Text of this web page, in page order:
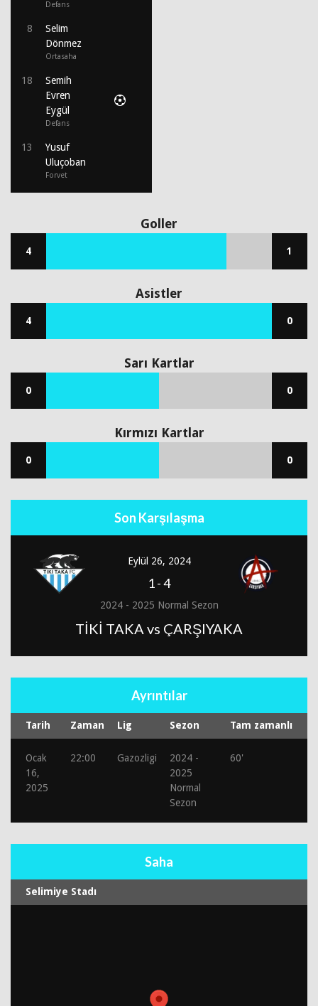
Defans
8
Selim
Dönmez
Ortasaha
18
Semih
Evren
Eygül
Defans
13
Yusuf
Uluçoban
Forvet
Goller
4 1
Asistler
4 0
Sarı Kartlar
0 0
Kırmızı Kartlar
0 0
Son Karşılaşma
Eylül 26, 2024
1-4
2024 - 2025 Normal Sezon
TİKİ TAKA vs ÇARŞIYAKA
Ayrıntılar
Tarih Zaman Lig Sezon Tam zamanlı
Ocak
16,
2025
22:00 Gazozligi
2024 -
2025
Normal
Sezon
60'
Saha
Selimiye Stadı